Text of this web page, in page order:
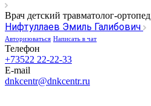
Врач детский травматолог-ортопед
Нифтуллаев Эмиль Галибович
Авторизоваться Написать в чат
Телефон
+73522 22-22-33
E-mail
dnkcentr@dnkcentr.ru